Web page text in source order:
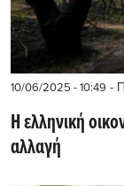
10/06/2025 - 10:49 -
Η ελληνική
αλλαγή